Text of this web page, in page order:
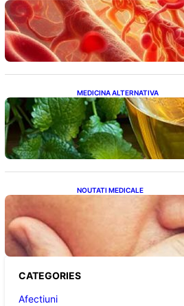
Vitamina K:
în Coagularea
MEDICINA ALTERNATIVA
Roinița: Soluția
Cortizolului și
NOUTATI MEDICALE
Impactul
putem preveni
CATEGORIES
Afectiuni